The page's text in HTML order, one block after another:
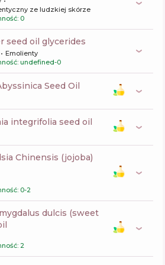
ze ludzkiej skórze
0
seed oil glycerides
Emolienty
undefined-0
Seed Oil
integrifolia seed oil
0-2
2